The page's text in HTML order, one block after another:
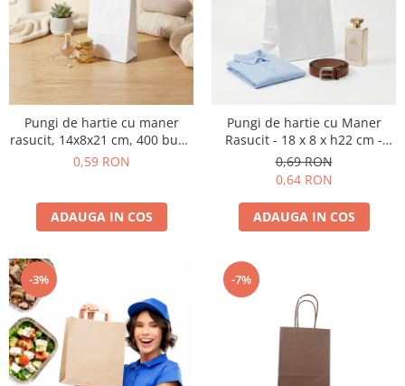
Pungi de hartie ciocolatii
Pungi de hartie mov
Pungi de hartie bordeaux
Cutii cartofi prajiti
Cutii mancare chinezeasca
Boluri supa cu capac de unica
Caserole salata din carton
Suporti pahare din carton
Barcute din carton
Cutii pentru paste din carton
Sosiere din plastic cu capac
Pungi de hartie cu maner
rasucit, 14x8x21 cm, 400 buc -
ALB
0,59 RON
ADAUGA IN COS
Pungi de hartie cu Maner
Rasucit - 18 x 8 x h22 cm -
ALBE
0,69 RON
0,64 RON
ADAUGA IN COS
-3% -7%